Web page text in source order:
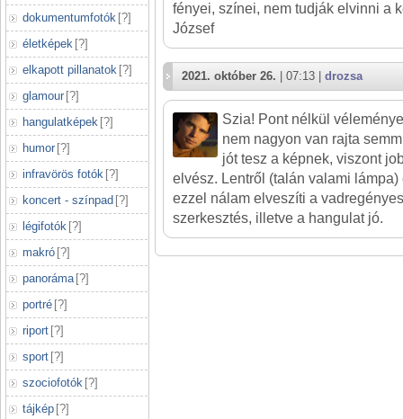
dokumentumfotók [?]
életképek [?]
elkapott pillanatok [?]
glamour [?]
hangulatképek [?]
humor [?]
infravörös fotók [?]
koncert - színpad [?]
légifotók [?]
makró [?]
panoráma [?]
portré [?]
riport [?]
sport [?]
szociofotók [?]
tájkép [?]
fényei, színei, nem tudják elvinni a
József
2021. október 26. | 07:13 | drozsa
Szia! Pont nélkül
nem nagyon van rajta
jót tesz a képnek, viszont
elvész. Lentről (talán valami
ezzel nálam elveszíti a
szerkesztés, illetve a hangulat jó.